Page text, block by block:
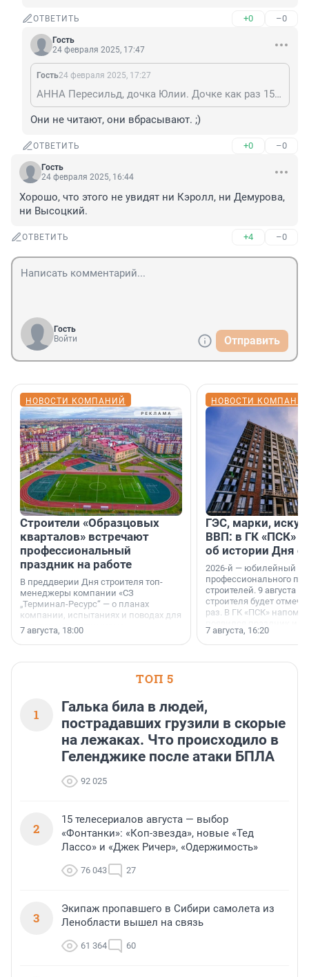
ОТВЕТИТЬ +0 –0
Гость
24 февраля 2025, 17:47
Гость24 февраля 2025, 17:27
АННА Пересильд, дочка Юлии. Дочке как раз 15 лет.
Они не читают, они вбрасывают. ;)
ОТВЕТИТЬ +0 –0
Гость
24 февраля 2025, 16:44
Хорошо, что этого не увидят ни Кэролл, ни Демурова,
ни Высоцкий.
ОТВЕТИТЬ +4 –0
Гость
Войти
Отправить
НОВОСТИ КОМПАНИЙ
Строители «Образцовых
кварталов» встречают
профессиональный
праздник на работе
В преддверии Дня строителя топ-
менеджеры компании «СЗ
„Терминал-Ресурс“ — о планах
компании, испытаниях и поводах для
осторожного оптимизма.
7 августа, 18:00
НОВОСТИ
ГЭС, марки,
ВВП: в ГК «ПСК»
об истории Дня
2026-й — юбилейный
профессионального
строителей. 9 августа
строителя будет
раз. В ГК «ПСК»
поменялась роль
7 августа, 16:20
ТОП 5
1
Галька била в людей,
пострадавших грузили в скорые
на лежаках. Что происходило в
Геленджике после атаки БПЛА
92 025
2
15 телесериалов августа — выбор
«Фонтанки»: «Коп-звезда», новые «Тед
Лассо» и «Джек Ричер», «Одержимость»
76 043 27
3
Экипаж пропавшего в Сибири самолета из
Ленобласти вышел на связь
61 364 60